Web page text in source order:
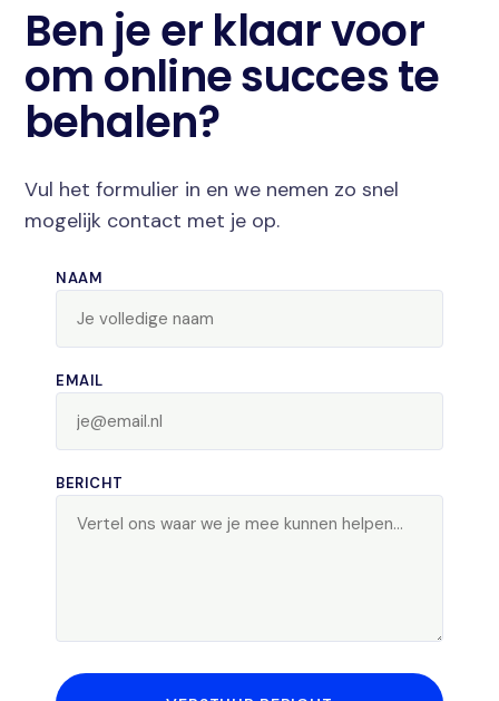
Ben je er klaar voor
om online succes te
behalen?
Vul het formulier in en we nemen zo snel
mogelijk contact met je op.
NAAM
EMAIL
BERICHT